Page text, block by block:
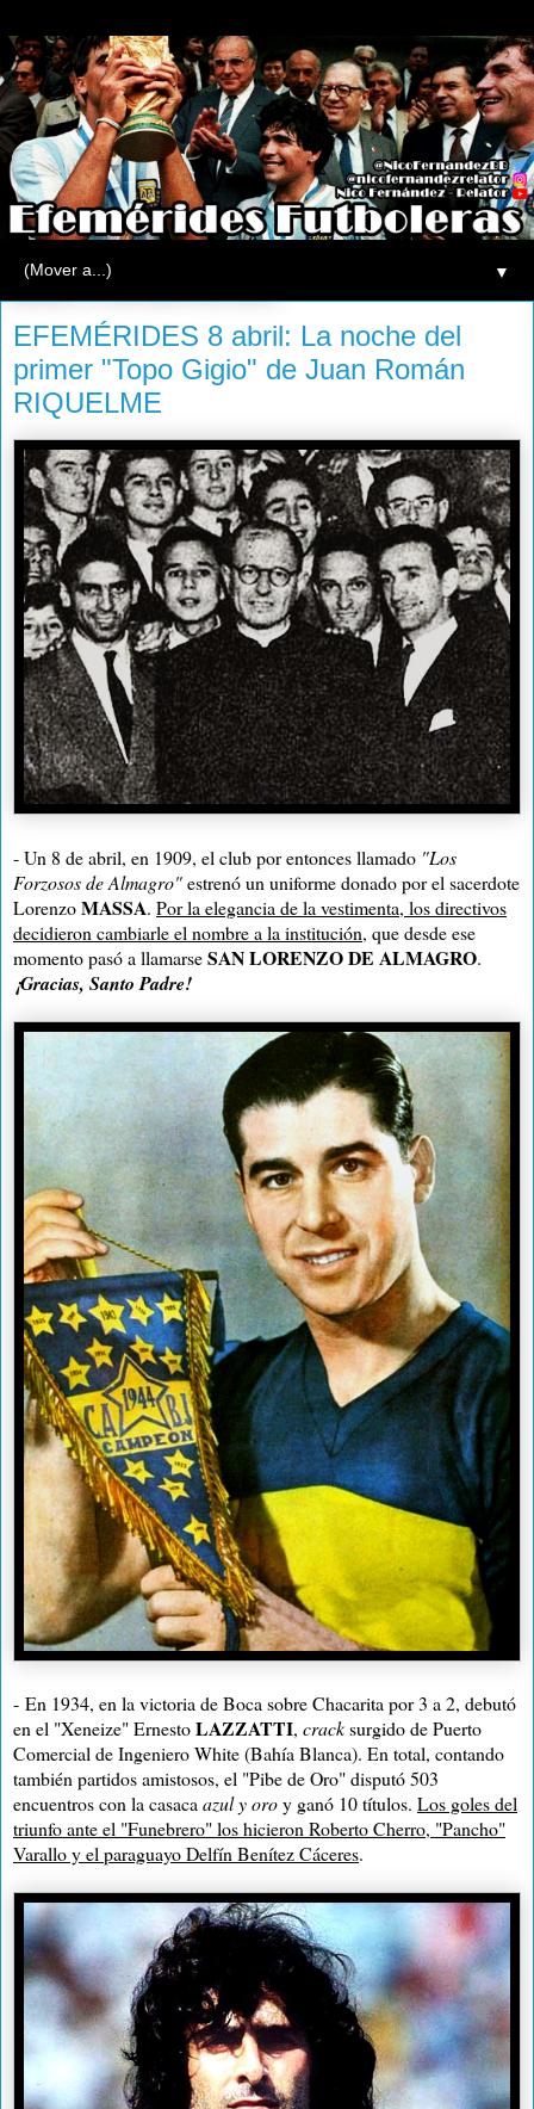
▼
martes, 8 de abril de 2014
EFEMÉRIDES 8 abril: La noche del
primer "Topo Gigio" de Juan Román
RIQUELME
- Un 8 de abril, en 1909, el club por entonces llamado "Los
Forzosos de Almagro"estrenó un uniforme donado por el sacerdote
LorenzoMASSA. Por la elegancia de la vestimenta, los directivos
decidieron cambiarle el nombre a la institución, que desde ese
momento pasó a llamarseSAN LORENZO DE ALMAGRO.
¡Gracias, Santo Padre!
- En 1934, en la victoria de Boca sobre Chacarita por 3 a 2, debutó
en el "Xeneize" ErnestoLAZZATTI, cracksurgido de Puerto
Comercial de Ingeniero White (Bahía Blanca). En total, contando
también partidos amistosos, el "Pibe de Oro" disputó 503
encuentros con la casacaazul y oroy ganó 10 títulos. Los goles del
triunfo ante el "Funebrero" los hicieron Roberto Cherro, "Pancho"
Varallo y el paraguayo Delfín Benítez Cáceres.